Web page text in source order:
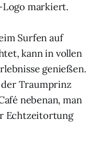
markiert.
Surfen auf
kann in vollen
genießen.
Traumprinz
nebenan, man
Echtzeitortung